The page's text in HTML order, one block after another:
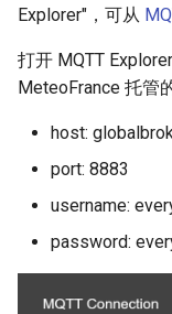
Explorer"，可从
打开 MQTT
MeteoFrance 托管
host:
port: 8883
username:
password: